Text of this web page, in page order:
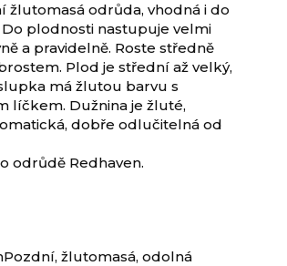
žlutomasá odrůda, vhodná i do
plodnosti nastupuje velmi
a pravidelně. Roste středně
Plod je střední až velký,
má žlutou barvu s
líčkem. Dužnina je žluté,
dobře odlučitelná od
odrůdě Redhaven.
žlutomasá, odolná